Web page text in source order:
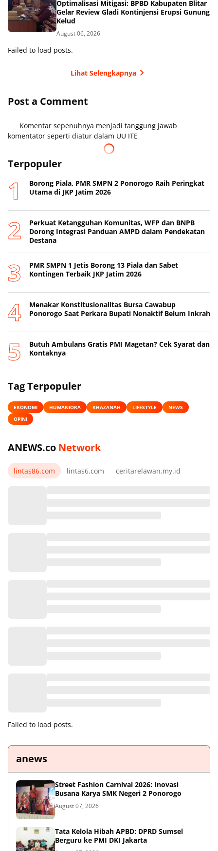
Optimalisasi Mitigasi: BPBD Kabupaten Blitar
Gelar Review Gladi Kontinjensi Erupsi Gunung
Kelud
August 06, 2026
Failed to load posts.
Lihat Selengkapnya
Post a Comment
Komentar sepenuhnya menjadi tanggung jawab
komentator seperti diatur dalam UU ITE
Terpopuler
Borong Piala, PMR SMPN 2 Ponorogo Raih Peringkat
Utama di JKP Jatim 2026
Perkuat Ketangguhan Komunitas, WFP dan BNPB
Dorong Integrasi Panduan AMPD dalam Pendekatan
Destana
PMR SMPN 1 Jetis Borong 13 Piala dan Sabet
Kontingen Terbaik JKP Jatim 2026
Menakar Konstitusionalitas Bursa Cawabup
Ponorogo Saat Perkara Bupati Nonaktif Belum Inkrah
Butuh Ambulans Gratis PMI Magetan? Cek Syarat dan
Kontaknya
Tag Terpopuler
EKONOMI HUMANIORA KHAZANAH LIFESTYLE
NEWS
OPINI
ANEWS.co Network
lintas86.com lintas6.com ceritarelawan.my.id
Failed to load posts.
anews
Street Fashion Carnival 2026: Inovasi
Busana Karya SMK Negeri 2 Ponorogo
August 07, 2026
Tata Kelola Hibah APBD: DPRD Sumsel
Berguru ke PMI DKI Jakarta